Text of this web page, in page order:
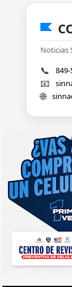
Noticias
📞
📧
🌐